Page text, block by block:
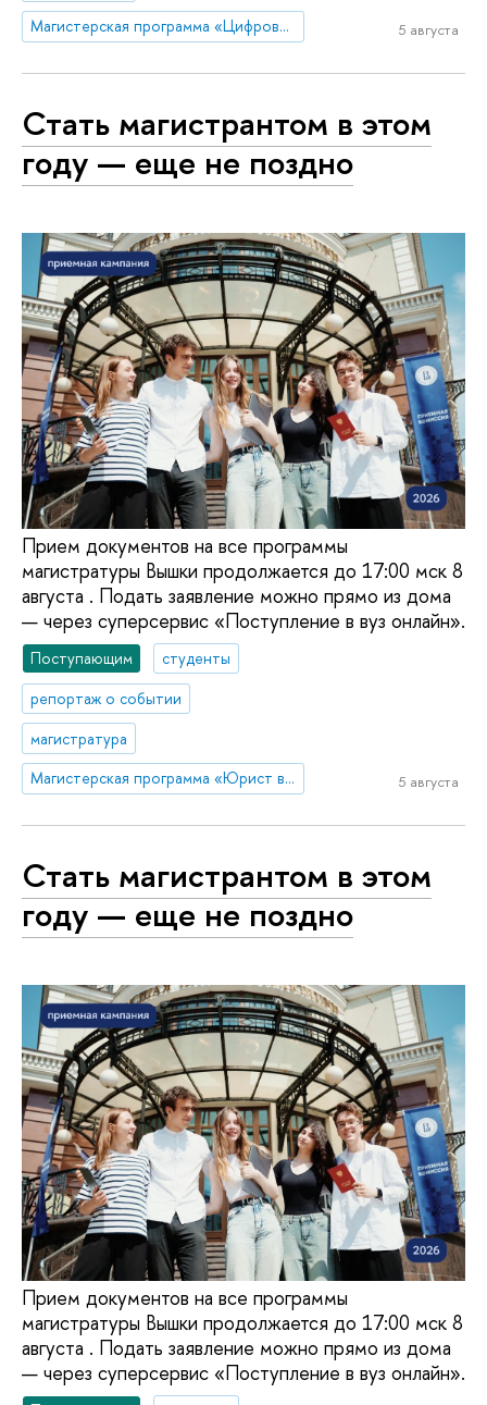
Магистерская программа «Цифровое право»
5 августа
Стать магистрантом в этом
году — еще не поздно
Прием документов на все программы
магистратуры Вышки продолжается до 17:00 мск 8
августа . Подать заявление можно прямо из дома
— через суперсервис «Поступление в вуз онлайн».
Поступающим
студенты
репортаж о событии
магистратура
Магистерская программа «Юрист в бизнесе»
5 августа
Стать магистрантом в этом
году — еще не поздно
Прием документов на все программы
магистратуры Вышки продолжается до 17:00 мск 8
августа . Подать заявление можно прямо из дома
— через суперсервис «Поступление в вуз онлайн».